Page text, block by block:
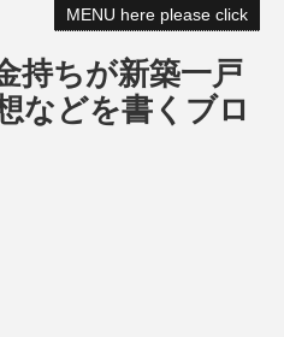
MENU here please click
持ちが新築一戸
などを書くブロ